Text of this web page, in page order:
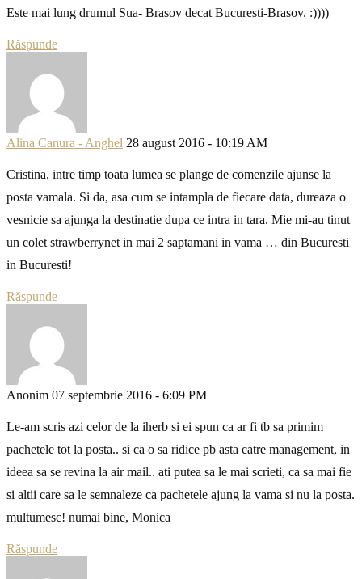
Este mai lung drumul Sua- Brasov decat Bucuresti-Brasov. :))))
Răspunde
Alina Canura - Anghel 28 august 2016 - 10:19 AM
Cristina, intre timp toata lumea se plange de comenzile ajunse la
posta vamala. Si da, asa cum se intampla de fiecare data, dureaza o
vesnicie sa ajunga la destinatie dupa ce intra in tara. Mie mi-au tinut
un colet strawberrynet in mai 2 saptamani in vama … din Bucuresti
in Bucuresti!
Răspunde
Anonim 07 septembrie 2016 - 6:09 PM
Le-am scris azi celor de la iherb si ei spun ca ar fi tb sa primim
pachetele tot la posta.. si ca o sa ridice pb asta catre management, in
ideea sa se revina la air mail.. ati putea sa le mai scrieti, ca sa mai fie
si altii care sa le semnaleze ca pachetele ajung la vama si nu la posta.
multumesc! numai bine, Monica
Răspunde